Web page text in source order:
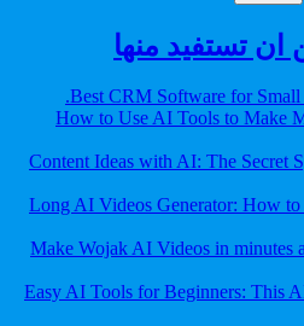
تستفيد منها
Best CRM Software for Small
How to Use AI Tools to Make
Content Ideas with AI: The Secret
Long AI Videos Generator: How
Make Wojak AI Videos in minutes
Easy AI Tools for Beginners: This